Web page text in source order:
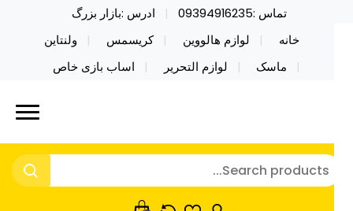
تماس :09394916235
ادرس :بازار بزرگ
خانه
لوازم هالووین کریسمس
ولنتاین
ماسک
لوازم التحریر اساب بازی خاص
تاین کادویی کریسمس اکسسوری
محصولات خاص فیجت اسباب بازی تراول ماگ نایکر
فروش عمده لوازم هالووین ولن تاین کادویی
اکسسوری ماسک در واردات مستقیم